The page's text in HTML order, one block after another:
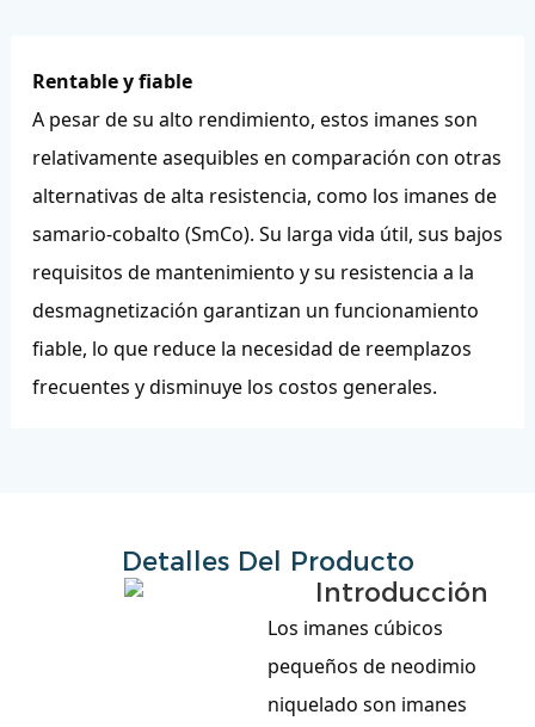
Rentable y fiable
A pesar de su alto rendimiento, estos imanes son
relativamente asequibles en comparación con otras
alternativas de alta resistencia, como los imanes de
samario-cobalto (SmCo). Su larga vida útil, sus bajos
requisitos de mantenimiento y su resistencia a la
desmagnetización garantizan un funcionamiento
fiable, lo que reduce la necesidad de reemplazos
frecuentes y disminuye los costos generales.
Detalles Del Producto
Introducción
Los imanes cúbicos
pequeños de neodimio
niquelado son imanes